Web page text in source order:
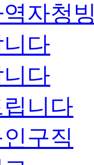
자청빙
다
다
니다
구직